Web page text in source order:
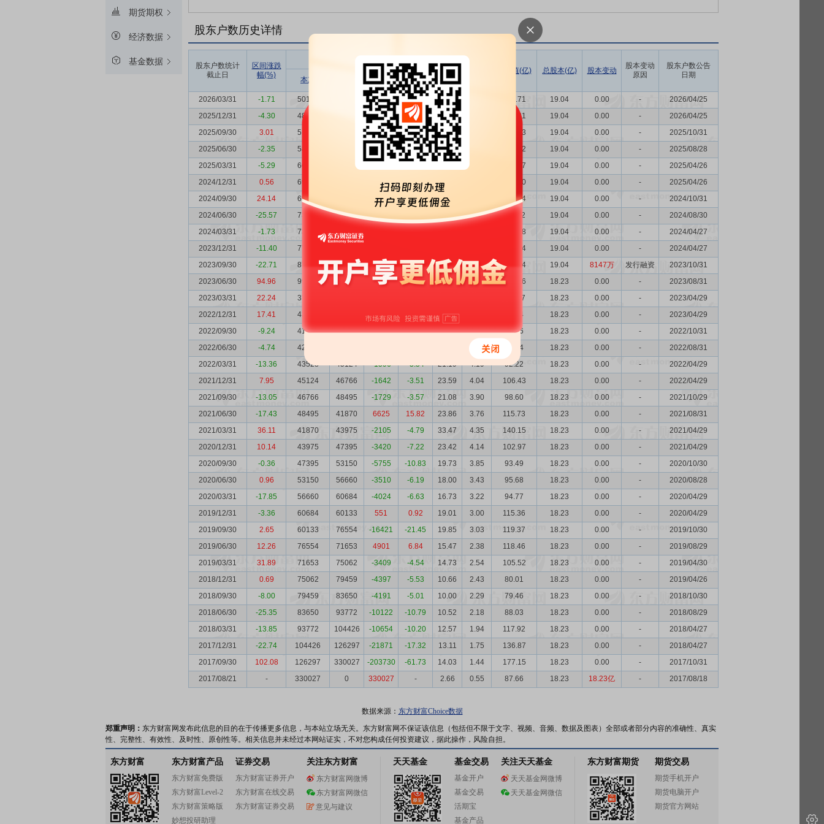
期货期权
经济数据
基金数据
股东户数历史详情
股东户数统计
截止日
区间涨跌
幅(%)
股东户数
户均持
股市值
(万)
户均持
总市值(亿) 总股本(亿) 股本变动
股本变动
原因
股东户数公告
日期
本次 增减
增减比例
(%)
2026/03/31
-1.71 50194 1937 4.01 24.05 120.71 19.04 0.00 -
2026/04/25
2025/12/31
-4.30 48257 -3700 -7.12 25.45 122.81 19.04 0.00 -
2026/04/25
2025/09/30
3.01 51957 -6847 -11.64 24.70 128.33 19.04 0.00 -
2025/10/31
2025/06/30
-2.35 58804 -7421 -11.21 21.50 126.42 19.04 0.00 -
2025/08/28
2025/03/31
-5.29 66225 69329 2.87 129.47 19.04 0.00 -
2025/04/26
2024/12/31
0.56 69329 887 1.30 19.72 136.70 19.04 0.00 -
2025/04/26
2024/09/30
24.14 68442 -4709 -6.44 19.86 135.94 19.04 0.00 -
2024/10/31
2024/06/30
-25.57 73151 73675 -524 15.38 2.60 112.52 19.04 0.00 -
2024/08/30
2024/03/31
-1.73 73675 77833 151.18 19.04 0.00 -
2024/04/27
2023/12/31
-11.40 77833 153.84 19.04 0.00 -
2024/04/27
2023/09/30
-22.71 87988 99070 -11082 -11.19 19.73 2.16 173.64 19.04 8147万 发行融资
2023/10/31
2023/06/30
94.96 99070 37484 61586 164.30 21.71 1.84 215.06 18.23 0.00 -
2023/08/31
2023/03/31
22.24 37484 111.17 18.23 0.00 -
2023/04/29
2022/12/31
17.41 43798 2403 5.81 20.76 90.94 18.23 0.00 -
2023/04/29
2022/09/30
-9.24 41395 42889 -1494 -3.48 18.71 4.40 77.46 18.23 0.00 -
2022/10/31
2022/06/30
-4.74 42889 4.25 87.84 18.23 0.00 -
2022/08/31
2022/03/31
-13.36 43528 45124 -1596 -3.54 21.19 4.19 92.22 18.23 0.00 -
2022/04/29
2021/12/31
7.95 45124 46766 -1642 -3.51 23.59 4.04 106.43 18.23 0.00 -
2022/04/29
2021/09/30
-13.05 46766 48495 -1729 -3.57 21.08 3.90 98.60 18.23 0.00 -
2021/10/29
2021/06/30
-17.43 48495 41870 6625 15.82 23.86 3.76 115.73 18.23 0.00 -
2021/08/31
2021/03/31
36.11 41870 43975 -2105 -4.79 33.47 4.35 140.15 18.23 0.00 -
2021/04/29
2020/12/31
10.14 43975 47395 -3420 -7.22 23.42 4.14 102.97 18.23 0.00 -
2021/04/29
2020/09/30
-0.36 47395 53150 -5755 -10.83 19.73 3.85 93.49 18.23 0.00 -
2020/10/30
2020/06/30
0.96 53150 56660 -3510 -6.19 18.00 3.43 95.68 18.23 0.00 -
2020/08/28
2020/03/31
-17.85 56660 60684 -4024 -6.63 16.73 3.22 94.77 18.23 0.00 -
2020/04/29
2019/12/31
-3.36 60684 60133 551 0.92 19.01 3.00 115.36 18.23 0.00 -
2020/04/29
2019/09/30
2.65 60133 76554 -16421 -21.45 19.85 3.03 119.37 18.23 0.00 -
2019/10/30
2019/06/30
12.26 76554 71653 4901 6.84 15.47 2.38 118.46 18.23 0.00 -
2019/08/29
2019/03/31
31.89 71653 75062 -3409 -4.54 14.73 2.54 105.52 18.23 0.00 -
2019/04/30
2018/12/31
0.69 75062 79459 -4397 -5.53 10.66 2.43 80.01 18.23 0.00 -
2019/04/26
2018/09/30
-8.00 79459 83650 -4191 -5.01 10.00 2.29 79.46 18.23 0.00 -
2018/10/30
2018/06/30
-25.35 83650 93772 -10122 -10.79 10.52 2.18 88.03 18.23 0.00 -
2018/08/29
2018/03/31
-13.85 93772 104426 -10654 -10.20 12.57 1.94 117.92 18.23 0.00 -
2018/04/27
2017/12/31
-22.74 104426 126297 -21871 -17.32 13.11 1.75 136.87 18.23 0.00 -
2018/04/27
2017/09/30
102.08 126297 330027 -203730 -61.73 14.03 1.44 177.15 18.23 0.00 -
2017/10/31
2017/08/21
- 330027 0 330027 - 2.66 0.55 87.66 18.23 18.23亿 - 2017/08/18
数据来源： 东方财富Choice数据
郑重声明： 东方财富网发布此信息的目的在于传播更多信息，与本站立场无关。东方财富网不保证该信息（包括但不限于文字、视频、音频、数据及图表）全部或者部分内容的准确性、真实
性、完整性、有效性、及时性、原创性等。相关信息并未经过本网站证实，不对您构成任何投资建议，据此操作，风险自担。
东方财富 东方财富产品
东方财富免费版
东方财富Level-2
东方财富策略版
妙想投研助理
证券交易
东方财富证券开户
东方财富在线交易
东方财富证券交易
关注东方财富
东方财富网微博
东方财富网微信
意见与建议
天天基金 基金交易
基金开户
基金交易
活期宝
基金产品
关注天天基金
天天基金网微博
天天基金网微信
东方财富期货 期货交易
期货手机开户
期货电脑开户
期货官方网站